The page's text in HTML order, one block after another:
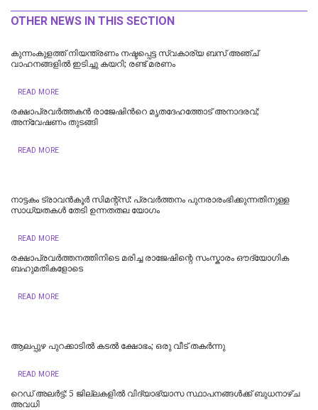
OTHER NEWS IN THIS SECTION
കുന്നംകുളത്ത് നിയന്ത്രണം നഷ്ടപ്പെട്ട സ്വകാര്യ ബസ് അഞ്ച്
വാഹനങ്ങളിൽ ഇടിച്ചു കയറി; രണ്ട് മരണം
READ MORE
രക്ഷാപ്രവർത്തകൻ രാജേഷിന്‍റെ മൃതദേഹത്തോട് അനാദരവ്;
അന്വേഷണം തുടങ്ങി
READ MORE
നാട്ടകം ട്രാവൻകൂർ സിമന്റ്സ്: പ്രവർത്തനം പുനരാരംഭിക്കുന്നതിനുള്ള
സാധ്യതകൾ തേടി ഉന്നതതല യോഗം
READ MORE
രക്ഷാപ്രവർത്തനത്തിനിടെ മരിച്ച രാജേഷിന്റെ സംസ്കാരം ഔദ്യോ​ഗിക
ബഹുമതികളോടെ
READ MORE
ആലപ്പുഴ പുറക്കാടിൽ കടൽ ക്ഷോഭം; ഒരു വീട് തകർന്നു
READ MORE
റെഡ് അലർട്ട്: 5 ജില്ലകളിൽ വിദ്യാഭ്യാസ സ്ഥാപനങ്ങൾക്ക് ബുധനാഴ്ച
അവധി